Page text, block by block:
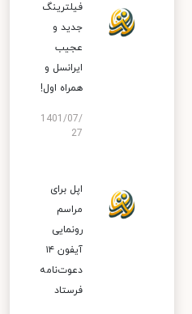
فیلترینگ
جدید و
عجیب
ایرانسل و
همراه اول!
1401/07/
27
اپل برای
مراسم
رونمایی
آیفون ۱۴
دعوت‌نامه
فرستاد